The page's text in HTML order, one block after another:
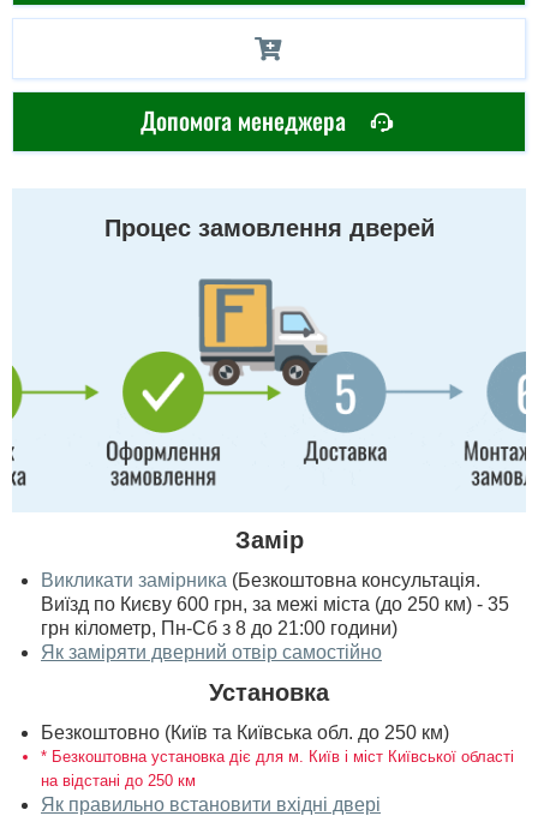
Допомога менеджера
Процес замовлення дверей
Замір
Викликати замірника (Безкоштовна консультація.
Виїзд по Києву 600 грн, за межі міста (до 250 км) - 35
грн кілометр, Пн-Сб з 8 до 21:00 години)
Як заміряти дверний отвір самостійно
Установка
Безкоштовно (Київ та Київська обл. до 250 км)
* Безкоштовна установка діє для м. Київ і міст Київської області
на відстані до 250 км
Як правильно встановити вхідні двері